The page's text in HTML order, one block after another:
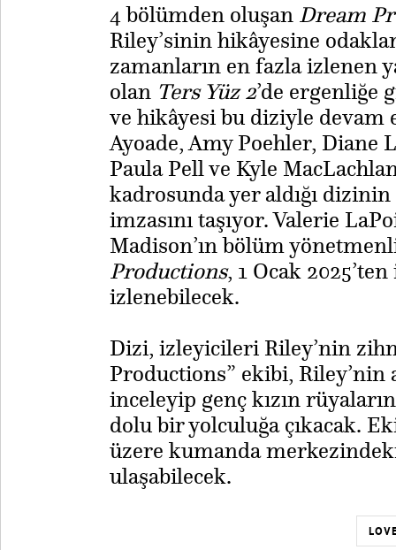
4 bölümden oluşan Dream
Riley’sinin hikâyesine
zamanların en fazla izlenen
olan Ters Yüz 2’de ergenliğe
ve hikâyesi bu diziyle devam
Ayoade, Amy Poehler, Diane
Paula Pell ve Kyle
kadrosunda yer aldığı
imzasını taşıyor. Valerie
Madison’ın bölüm
Productions, 1 Ocak
izlenebilecek.
​Dizi, izleyicileri Riley’nin
Productions” ekibi, Riley’nin
inceleyip genç kızın
dolu bir yolculuğa çıkacak.
üzere kumanda
ulaşabilecek.